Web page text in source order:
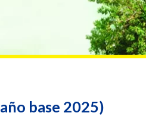
base 2025)